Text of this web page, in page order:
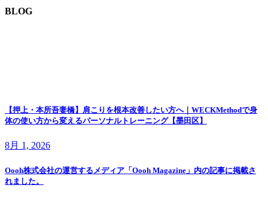
BLOG
【押上・本所吾妻橋】肩こりを根本改善したい方へ｜WECKMethodで身
体の使い方から変えるパーソナルトレーニング【墨田区】
8月 1, 2026
Oooh株式会社の運営するメディア「Oooh Magazine」内の記事に掲載さ
れました。